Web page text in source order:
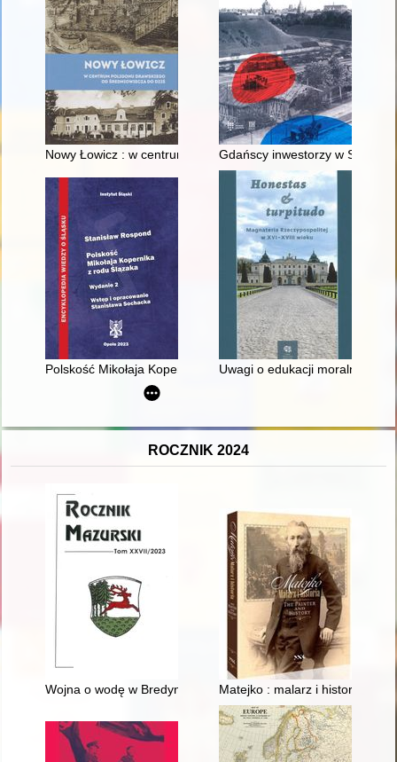
Nowy Łowicz : w centrum poligonu drawskiego od
Gdańscy inwestorzy w
Polskość Mikołaja Kopernika z rodu ŚlązakaUwagi o edukacji moralnej
ROCZNIK 2024
Wojna o wodę w Bredynkach Matejko : malarz i historia =